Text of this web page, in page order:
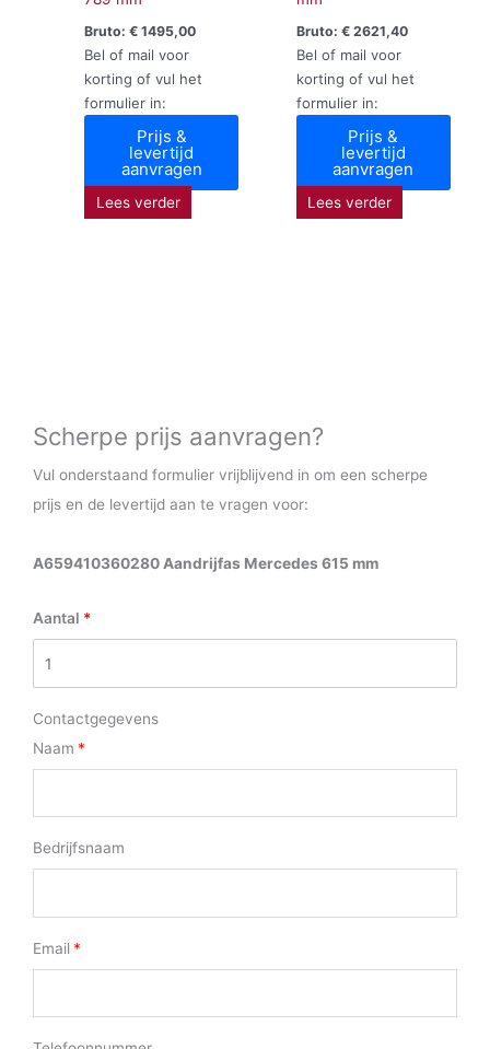
Bruto:€ 1495,00
Bel of mail voor
korting of vul het
formulier in:
Prijs &
levertijd
aanvragen
Lees verder
Bruto: €2621,40
Bel of mail voor
korting of vul het
formulier in:
Prijs &
levertijd
aanvragen
Lees verder
Scherpe prijs aanvragen?
Vul onderstaand formulier vrijblijvend in om een scherpe
prijs en de levertijd aan te vragen voor:
A659410360280 Aandrijfas Mercedes 615 mm
Aantal
Contactgegevens
Naam
Bedrijfsnaam
Email